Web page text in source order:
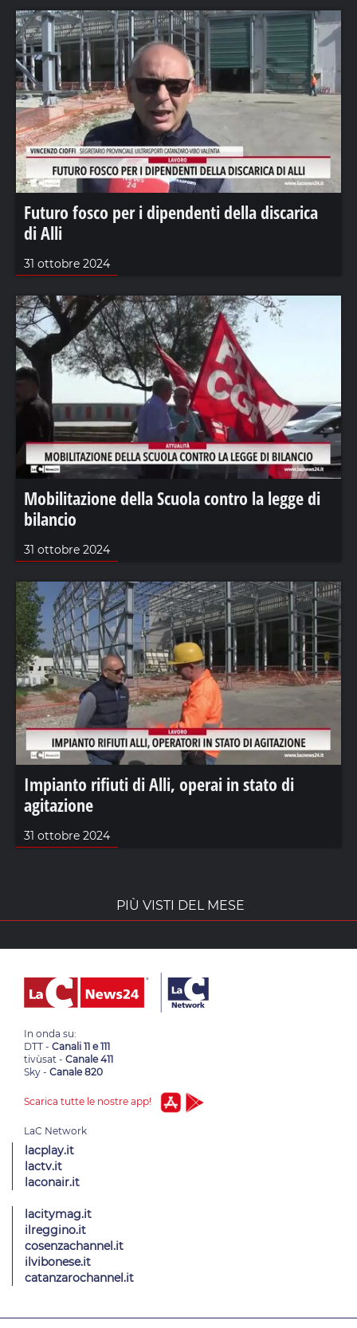
Futuro fosco per i dipendenti della discarica
di Alli
31 ottobre 2024
Mobilitazione della Scuola contro la legge di
bilancio
31 ottobre 2024
Impianto rifiuti di Alli, operai in stato di
agitazione
31 ottobre 2024
PIÙ VISTI DEL MESE
In onda su:
DTT - Canali 11 e 111
tivùsat - Canale 411
Sky - Canale 820
Scarica tutte le nostre app!
lacplay.it
lactv.it
laconair.it
lacitymag.it
ilreggino.it
cosenzachannel.it
ilvibonese.it
catanzarochannel.it